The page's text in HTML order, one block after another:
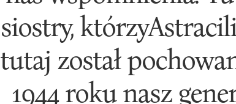
siostry,
tutaj został
1944 roku nasz